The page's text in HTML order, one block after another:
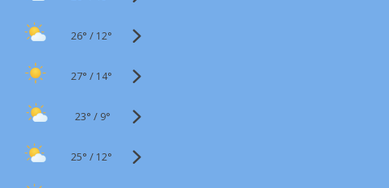
26° / 12°
27° / 14°
23° / 9°
25° / 12°